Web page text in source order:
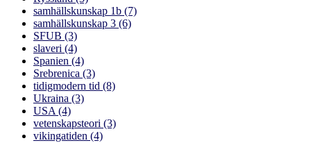
samhällskunskap 1b (7)
samhällskunskap 3 (6)
SFUB (3)
slaveri (4)
Spanien (4)
Srebrenica (3)
tidigmodern tid (8)
Ukraina (3)
USA (4)
vetenskapsteori (3)
vikingatiden (4)